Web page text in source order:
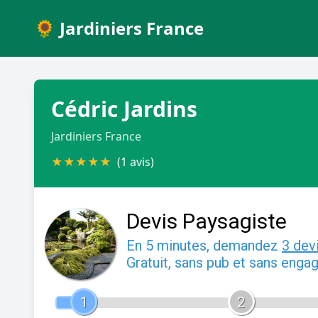
🌻 Jardiniers France
Cédric Jardins
Jardiniers France
★★★★★ (1 avis)
Devis Paysagiste
En 5 minutes, demandez 3
Gratuit, sans pub et sans
1 2